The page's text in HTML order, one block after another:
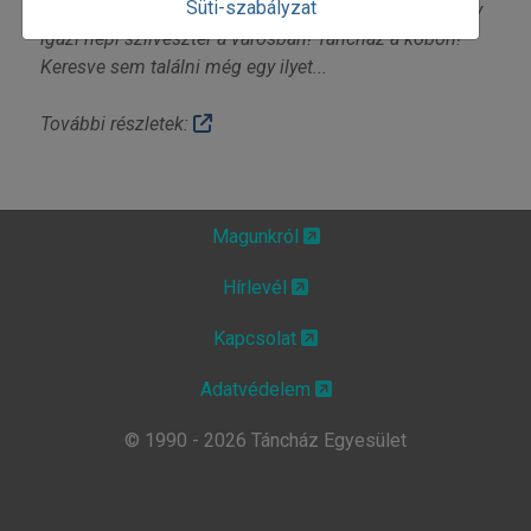
közül, de persze első sorban táncolni, énekelni; ez egy
igazi népi szilveszter a városban! Táncház a köbön!
Keresve sem találni még egy ilyet...
További részletek:
Süti-szabályzat
Magunkról
Hírlevél
Kapcsolat
Adatvédelem
© 1990 - 2026 Táncház Egyesület